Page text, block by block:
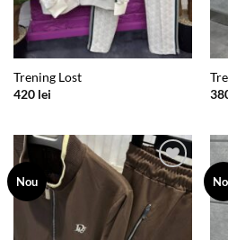
Trening Lost
420 lei
Nou
Add to
wishlist